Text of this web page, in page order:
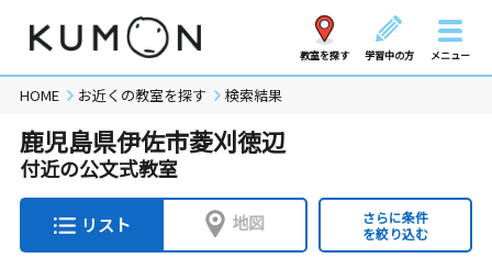
教室を探す 学習中の方 メニュー
HOME お近くの教室を探す 検索結果
鹿児島県伊佐市菱刈徳辺
付近の公文式教室
リスト 地図
さらに条件
を絞り込む